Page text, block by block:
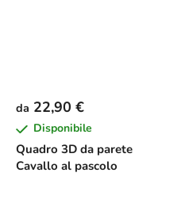
Quadro 3D da parete
Cavallo al pascolo
da 22,90 €
Disponibile